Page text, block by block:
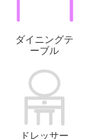
ダイニングテ
ーブル
ドレッサー